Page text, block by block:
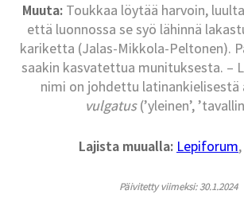
Muuta: Toukkaa löytää harvoin,
että luonnossa se syö lähinnä
kariketta (Jalas-Mikkola-Peltonen).
saakin kasvatettua munituksesta. –
nimi on johdettu
vulgatus(’yleinen’,
Lajista muualla: Lepiforum,
Päivitetty viimeksi: 30.1.2024